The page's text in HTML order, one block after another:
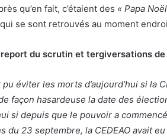
qu’en fait, c’étaient des « Papa
se sont retrouvés au moment
du scrutin et tergiversations de
pu éviter les morts d’aujourd’hui si la
façon hasardeuse la date des
si depuis que le pouvoir a
du 23 septembre, la CEDEAO avait